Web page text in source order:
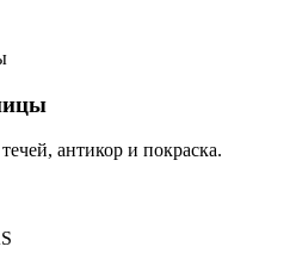
антикор и покраска.